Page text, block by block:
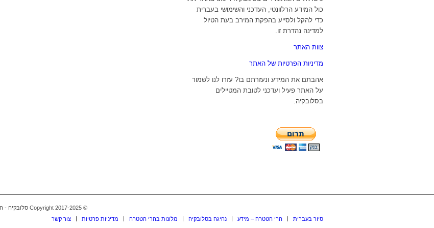
כול המידע הרלוונטי, העדכני והשימושי בעברית
כדי להקל ולסייע בהפקת המירב בעת הטיול
למדינה נהדרת זו.
צוות האתר
מדיניות הפרטיות של האתר
אהבתם את המידע ונעזרתם בו? עזרו לנו לשמור
על האתר פעיל ועדכני לטובת המטיילים
בסלובקיה.
© Copyright 2017-2025 סלובקיה - האתר הרשמי בעברית -
צור קשר
מדיניות פרטיות מלונות בהרי הטטרה נהיגה בסלובקיה הרי הטטרה – מידע סיור בעברית